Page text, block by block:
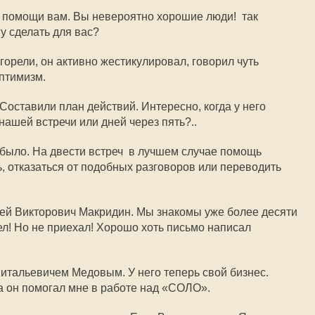
помощи вам. Вы невероятно хорошие люди!  так
сделать для вас?
он активно жестикулировал, говорил чуть
план действий. Интересно, когда у него
встречи или дней через пять?..
На двести встреч  в лучшем случае помощь
отказаться от подобных разговоров или переводить
Викторович Макридин. Мы знакомы уже более десяти
Но не приехал! Хорошо хоть письмо написал
Медовым. У него теперь свой бизнес.
он помогал мне в работе над «СОЛО».